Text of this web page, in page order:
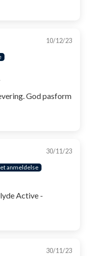
10/12/23
God pasform
30/11/23
Active -
30/11/23